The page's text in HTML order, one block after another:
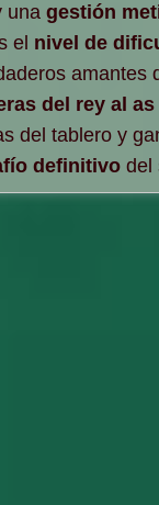
una gestión
el nivel de
amantes
del rey al as
del tablero y
definitivo del